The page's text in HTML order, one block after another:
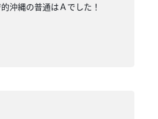
沖縄の普通はＡでした！